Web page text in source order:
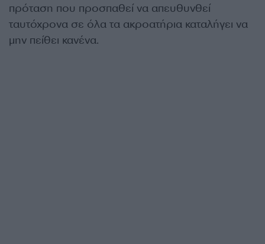
πρόταση που προσπαθεί να απευθυνθεί
ταυτόχρονα σε όλα τα ακροατήρια καταλήγει να
μην πείθει κανένα.